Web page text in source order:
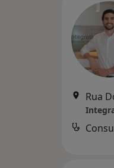
Rua